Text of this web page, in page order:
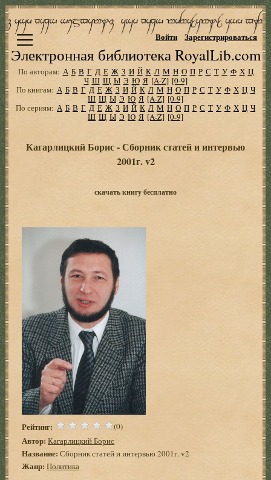
Электронная библиотека RoyalLib.com
Войти Зарегистрироваться
По авторам: А Б В Г Д Е Ж З И Й К Л М Н О П Р С Т У Ф Х Ц
Ч Ш Щ Ы Э Ю Я [A-Z] [0-9]
По книгам: А Б В Г Д Е Ж З И Й К Л М Н О П Р С Т У Ф Х Ц Ч
Ш Щ Ы Э Ю Я [A-Z] [0-9]
По сериям: А Б В Г Д Е Ж З И Й К Л М Н О П Р С Т У Ф Х Ц Ч
Ш Щ Ы Э Ю Я [A-Z] [0-9]
Кагарлицкий Борис - Сборник статей и интервью
2001г. v2
скачать книгу бесплатно
Рейтинг: (0)
Автор: Кагарлицкий Борис
Название: Сборник статей и интервью 2001г. v2
Жанр: Политика